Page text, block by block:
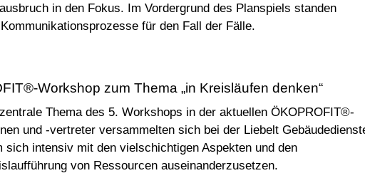
in den Fokus. Im Vordergrund des Planspiels standen
für den Fall der Fälle.
Workshop zum Thema „in Kreisläufen denken“
Thema des 5. Workshops in der aktuellen ÖKOPROFIT®-
und -vertreter versammelten sich bei der Liebelt
sich intensiv mit den vielschichtigen Aspekten und den
von Ressourcen auseinanderzusetzen.